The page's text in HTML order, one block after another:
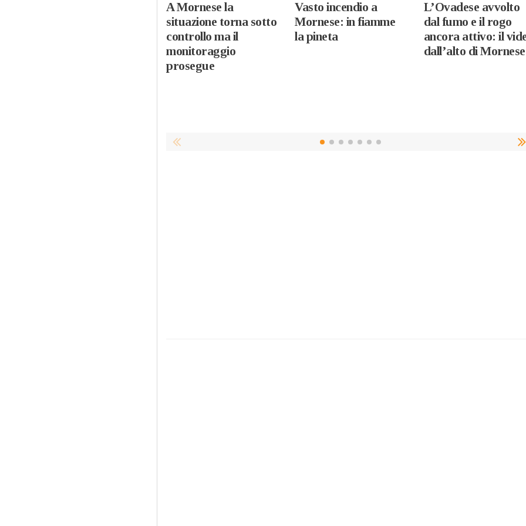
A Mornese la
situazione torna sotto
controllo ma il
monitoraggio
prosegue
Vasto incendio a
Mornese: in fiamme
la pineta
L’Ovadese avvolto
dal fumo e il rogo
ancora attivo: il
dall’alto di Mornese